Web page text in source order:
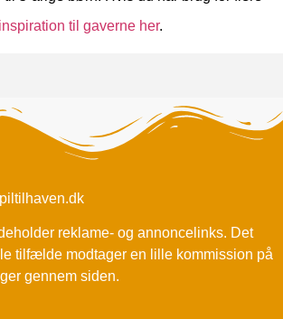
til gaverne her.
reklame- og annoncelinks. Det
tilfælde modtager en lille kommission på
gennem siden.